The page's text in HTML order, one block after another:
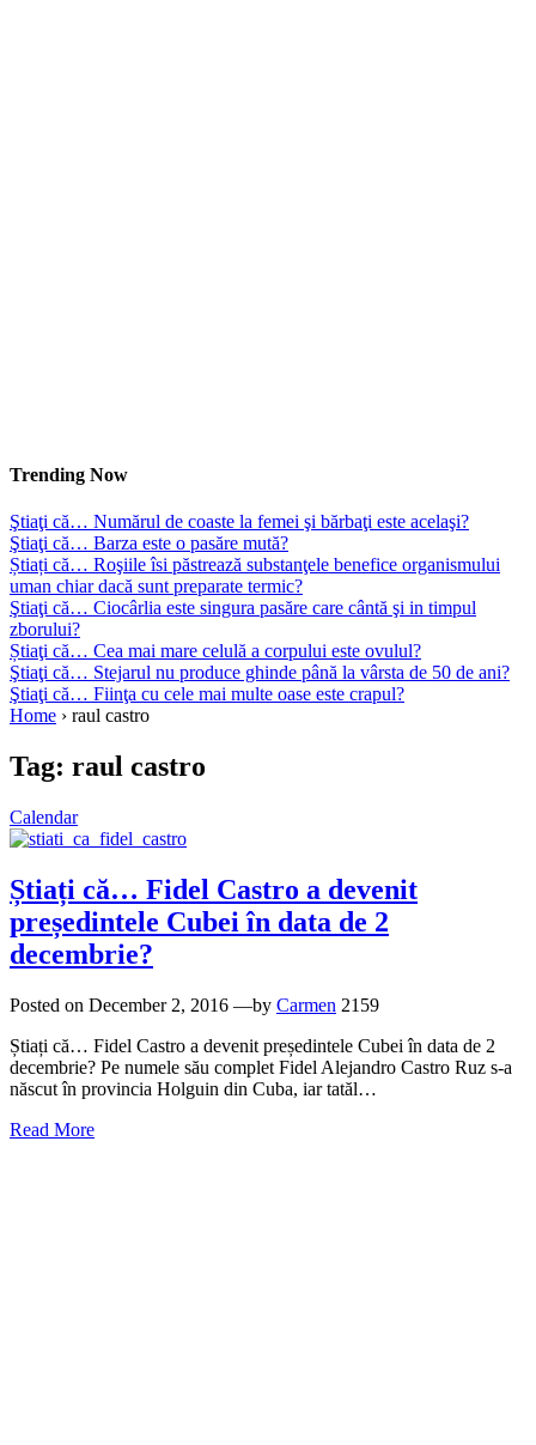
Trending Now
Ştiaţi că… Numărul de coaste la femei şi bărbaţi este acelaşi?
Ştiaţi că… Barza este o pasăre mută?
Știați că… Roşiile îsi păstrează substanţele benefice organismului
uman chiar dacă sunt preparate termic?
Ştiaţi că… Ciocârlia este singura pasăre care cântă şi in timpul
zborului?
Știaţi că… Cea mai mare celulă a corpului este ovulul?
Ştiaţi că… Stejarul nu produce ghinde până la vârsta de 50 de ani?
Ştiaţi că… Fiinţa cu cele mai multe oase este crapul?
Home › raul castro
Tag: raul castro
Calendar
Știați că… Fidel Castro a devenit
președintele Cubei în data de 2
decembrie?
Posted on December 2, 2016 —by Carmen 2159
Știați că… Fidel Castro a devenit președintele Cubei în data de 2
decembrie? Pe numele său complet Fidel Alejandro Castro Ruz s-a
născut în provincia Holguin din Cuba, iar tatăl…
Read More